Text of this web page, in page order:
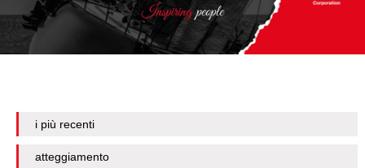
i più recenti
atteggiamento